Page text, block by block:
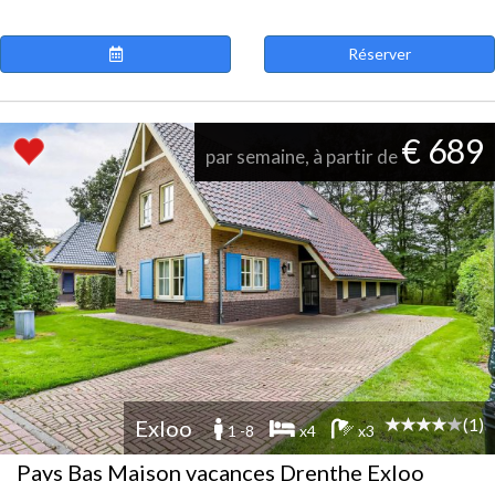
Réserver
par semaine, à partir de€ 689
Exloo 1 -8 x4 x3 (1)
Pays Bas Maison vacances Drenthe Exloo